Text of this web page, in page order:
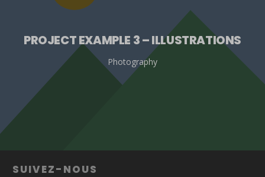
PROJECT EXAMPLE 3 – ILLUSTRATIONS
Photography
SUIVEZ-NOUS